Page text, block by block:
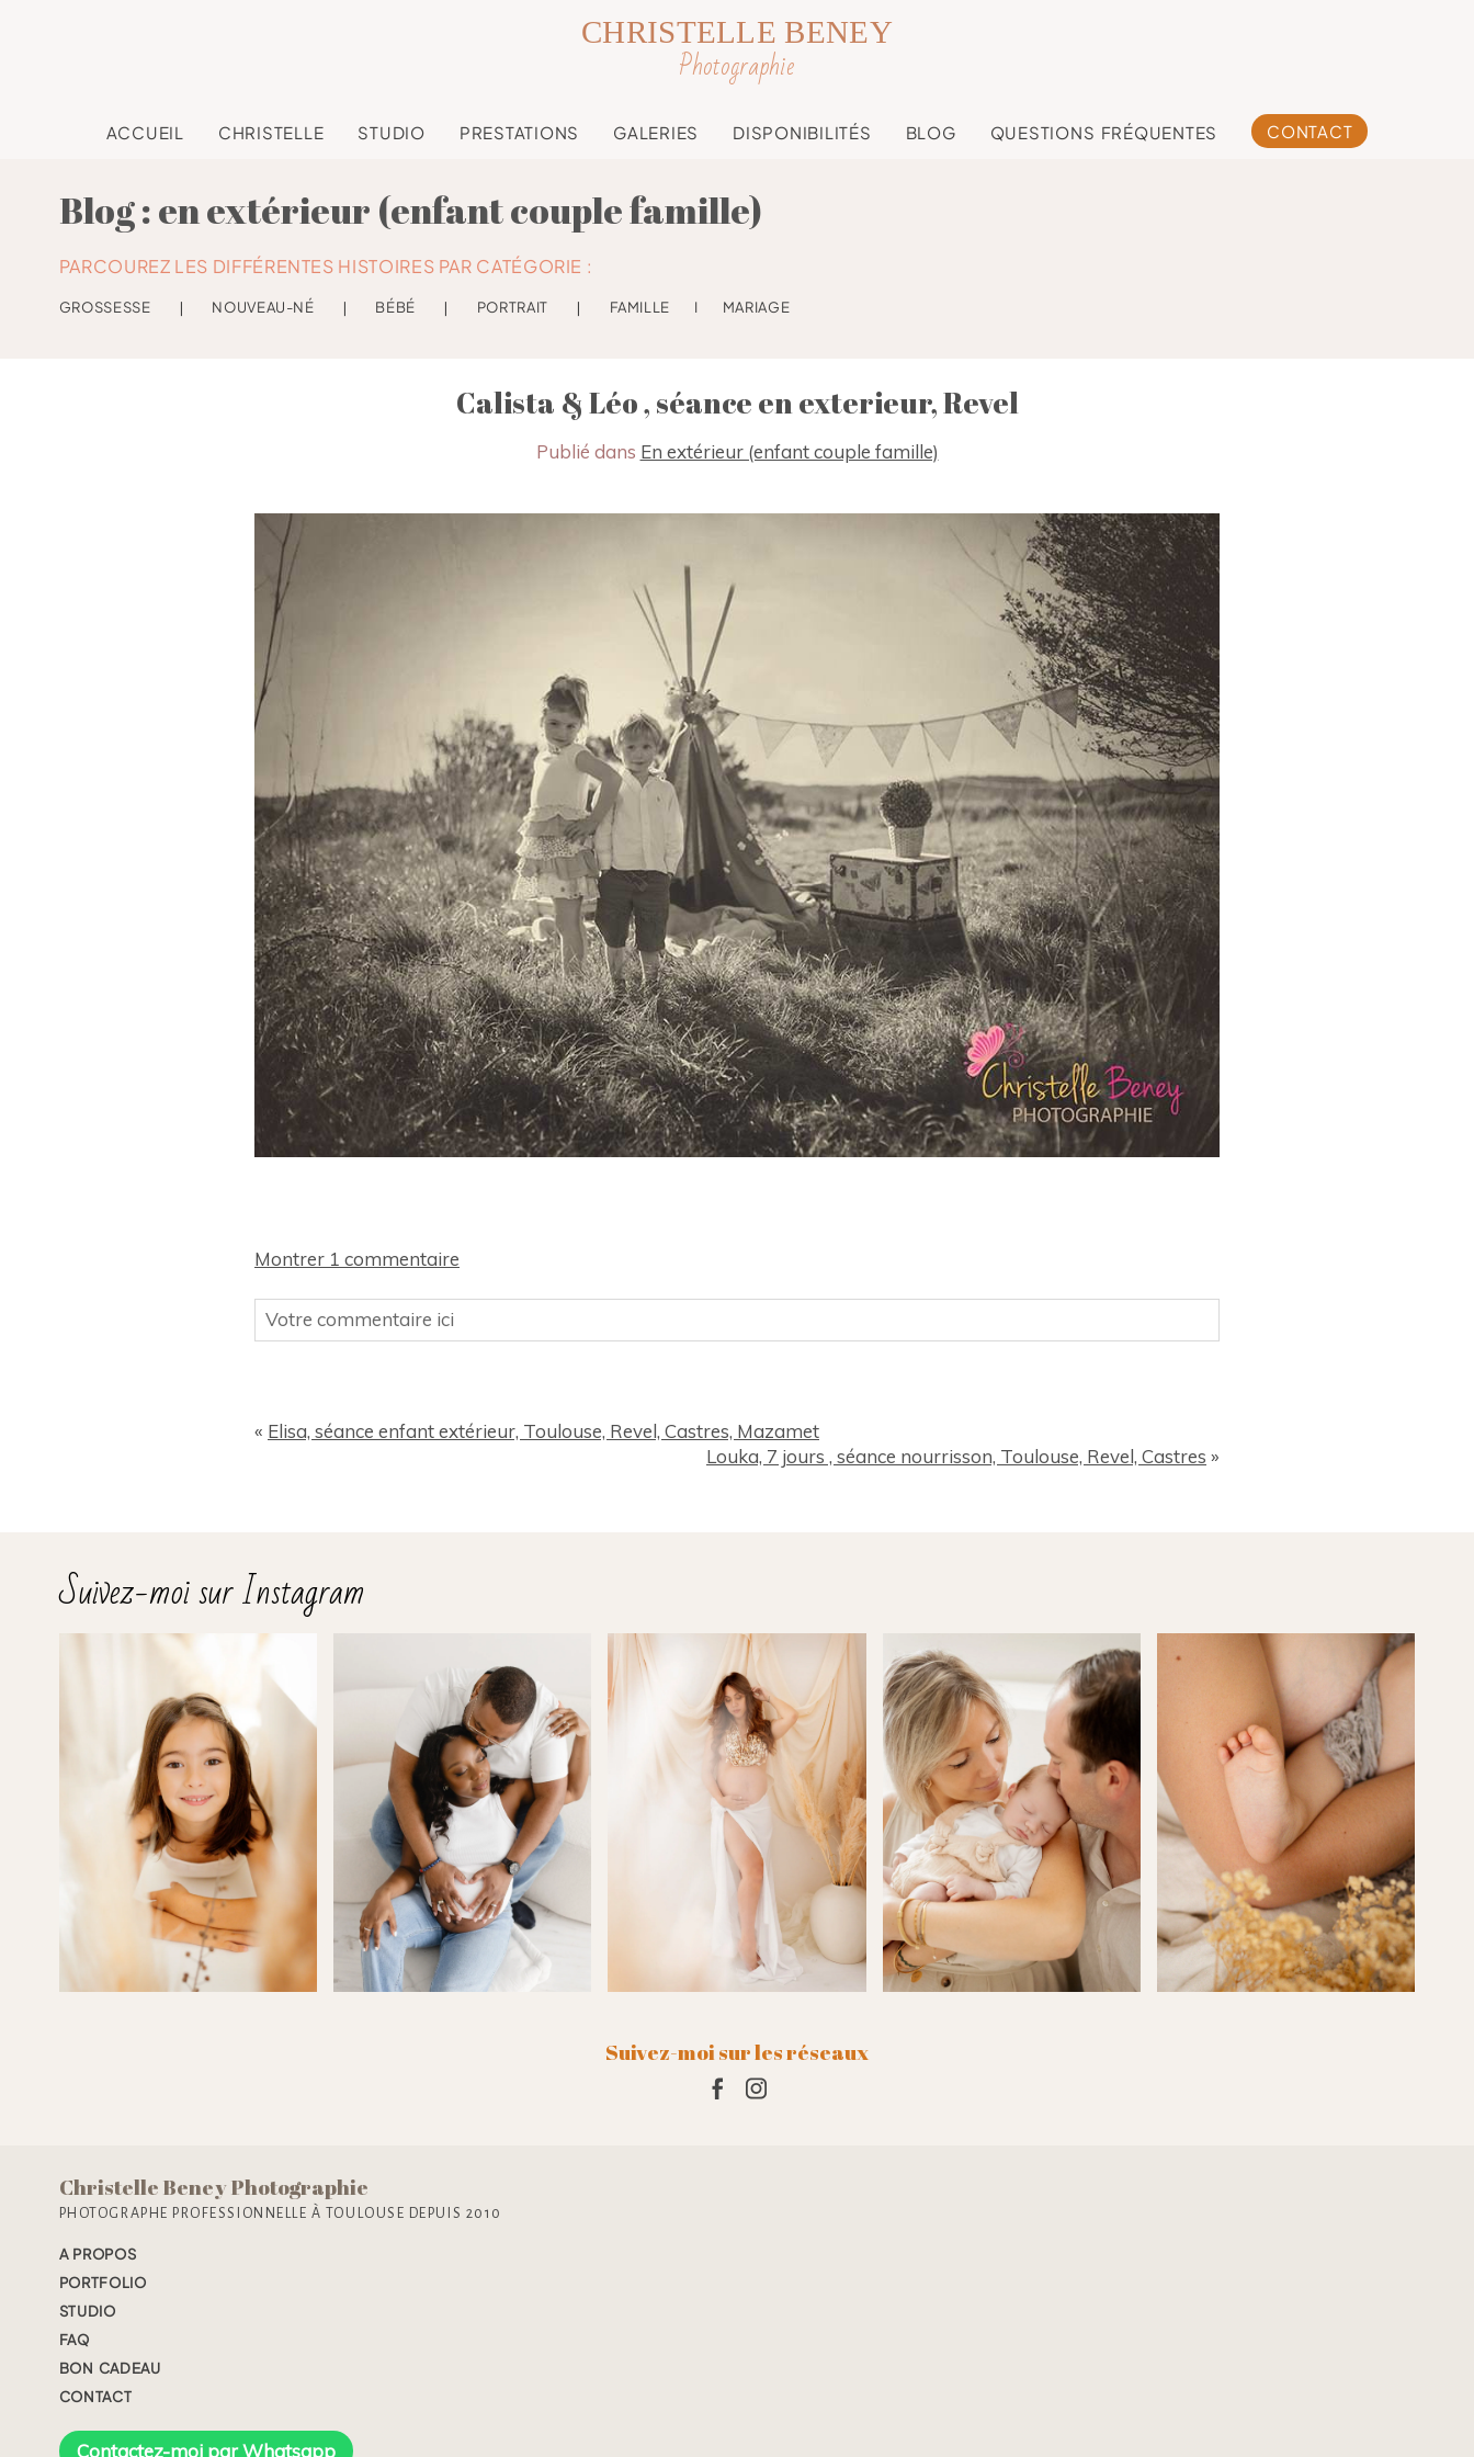
Photographie
CHRISTELLE BENEY
ACCUEIL CHRISTELLE STUDIO PRESTATIONS GALERIES DISPONIBILITÉS BLOG QUESTIONS FRÉQUENTES CONTACT
Blog : en extérieur (enfant couple famille)
PARCOUREZ LES DIFFÉRENTES HISTOIRES PAR CATÉGORIE :
GROSSESSE ❘ NOUVEAU-NÉ ❘ BÉBÉ ❘ PORTRAIT ❘ FAMILLE I MARIAGE
Calista & Léo , séance en exterieur, Revel
Publié dans En extérieur (enfant couple famille)
Montrer 1 commentaire
Votre commentaire ici
Ajouter un commentaire
« Elisa, séance enfant extérieur, Toulouse, Revel, Castres, Mazamet
Louka, 7 jours , séance nourrisson, Toulouse, Revel, Castres »
Suivez-moi sur Instagram
Suivez-moi sur les réseaux
Christelle Beney Photographie
PHOTOGRAPHE PROFESSIONNELLE À TOULOUSE DEPUIS 2010
A PROPOS
PORTFOLIO
STUDIO
FAQ
BON CADEAU
CONTACT
Contactez-moi par Whatsapp